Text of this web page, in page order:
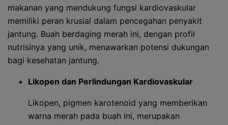
makanan yang mendukung fungsi kardiovaskular
memiliki peran krusial dalam pencegahan penyakit
jantung. Buah berdaging merah ini, dengan profil
nutrisinya yang unik, menawarkan potensi dukungan
bagi kesehatan jantung.
Likopen dan Perlindungan Kardiovaskular
Likopen, pigmen karotenoid yang memberikan
warna merah pada buah ini, merupakan